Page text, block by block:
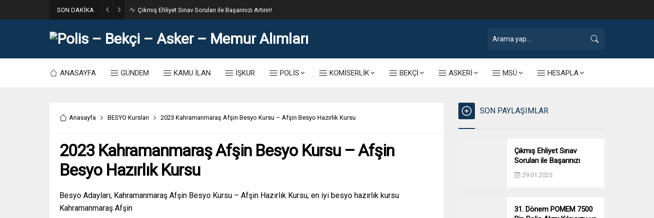
SON DAKİKA 31. Dönem POMEM 7500 Bin Polis Alımı Kılavuzu ve Başvuru Ekranı
ANASAYFA GÜNDEM KAMU İLAN İŞKUR POLİS KOMİSERLİK BEKÇİ ASKERİ MSÜ HESAPLA
Anasayfa BESYO Kursları 2023 Kahramanmaraş Afşin Besyo Kursu – Afşin Besyo Hazırlık Kursu
2023 Kahramanmaraş Afşin Besyo Kursu – Afşin
Besyo Hazırlık Kursu
Besyo Adayları, Kahramanmaraş Afşin Besyo Kursu – Afşin Hazırlık Kursu, en iyi besyo hazırlık kursu
Kahramanmaraş Afşin
SON PAYLAŞIMLAR
Çıkmış Ehliyet Sınav
Soruları ile Başarınızı
Artırın!
29.01.2025
31. Dönem POMEM 7500